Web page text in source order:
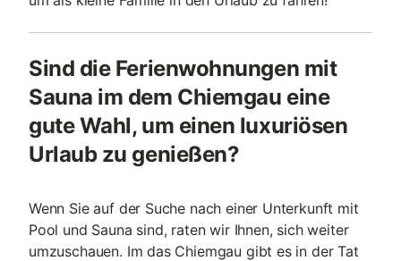
Sind die Ferienwohnungen mit
Sauna im dem Chiemgau eine
gute Wahl, um einen luxuriösen
Urlaub zu genießen?
Wenn Sie auf der Suche nach einer Unterkunft mit
Pool und Sauna sind, raten wir Ihnen, sich weiter
umzuschauen. Im das Chiemgau gibt es in der Tat